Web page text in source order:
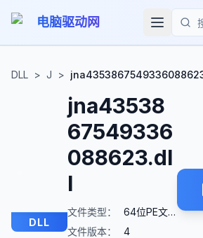
电脑驱动网
搜索
DLL > J >
DLL
jna43538
67549336
088623.dl
l
文件类型：
64位PE文件
文件版本：
4